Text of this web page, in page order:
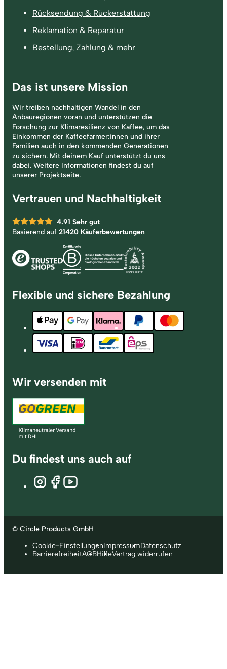
Rücksendung & Rückerstattung
Reklamation & Reparatur
Bestellung, Zahlung & mehr
Das ist unsere Mission
Wir treiben nachhaltigen Wandel in den
Anbauregionen voran und unterstützen die
Forschung zur Klimaresilienz von Kaffee, um das
Einkommen der Kaffeefarmer:innen und ihrer
Familien auch in den kommenden Generationen
zu sichern. Mit deinem Kauf unterstützt du uns
dabei. Weitere Informationen findest du auf
unserer Projektseite.
Vertrauen und Nachhaltigkeit
4.91 Sehr gut
Basierend auf 21420 Käuferbewertungen
Flexible und sichere Bezahlung
Wir versenden mit
Du findest uns auch auf
© Circle Products GmbH
Cookie-EinstellungenImpressumDatenschutz
BarrierefreiheitAGBHilfeVertrag widerrufen